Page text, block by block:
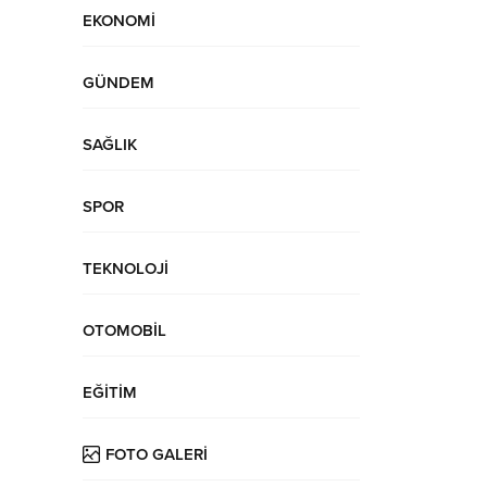
EKONOMİ
GÜNDEM
SAĞLIK
SPOR
TEKNOLOJİ
OTOMOBİL
EĞİTİM
FOTO GALERİ